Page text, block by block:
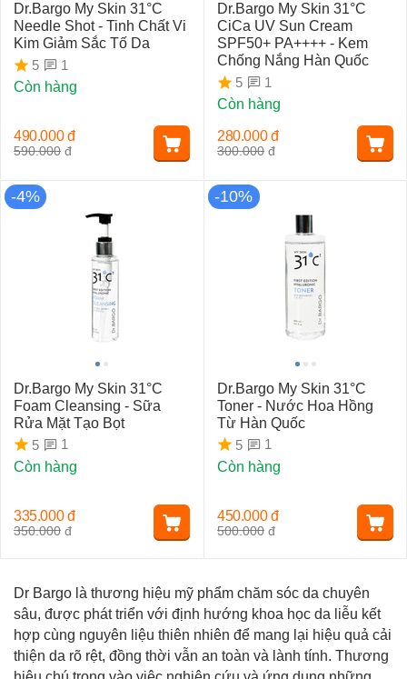
Dr Bargo là thương hiệu mỹ phẩm chăm sóc da chuyên
sâu, được phát triển với định hướng khoa học da liễu kết
hợp cùng nguyên liệu thiên nhiên để mang lại hiệu quả cải
thiện da rõ rệt, đồng thời vẫn an toàn và lành tính. Thương
Dr.Bargo My Skin 31°C
Needle Shot - Tinh Chất Vi
Kim Giảm Sắc Tố Da
5
1
Còn hàng
590.000 đ
490.000 đ
Dr.Bargo My Skin 31°C
CiCa UV Sun Cream
SPF50+ PA++++ - Kem
Chống Nắng Hàn Quốc
5
1
Còn hàng
300.000 đ
280.000 đ
-4%
Dr.Bargo My Skin 31°C
Foam Cleansing - Sữa
Rửa Mặt Tạo Bọt
5
1
Còn hàng
350.000 đ
335.000 đ
-10%
Dr.Bargo My Skin 31°C
Toner - Nước Hoa Hồng
Từ Hàn Quốc
5
1
Còn hàng
500.000 đ
450.000 đ